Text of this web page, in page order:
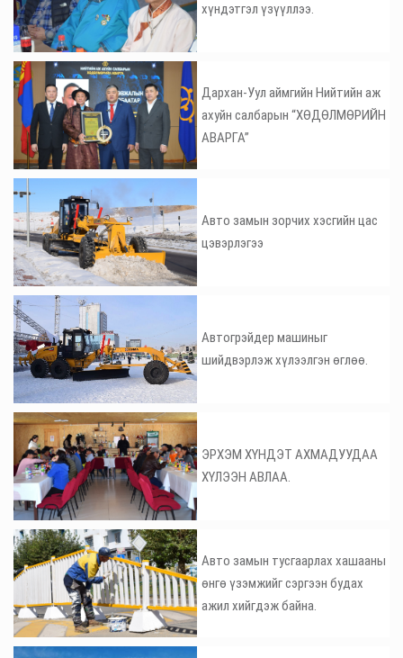
хүндэтгэл үзүүллээ.
Дархан-Уул аймгийн Нийтийн аж
ахуйн салбарын “ХӨДӨЛМӨРИЙН
АВАРГА”
Авто замын зорчих хэсгийн цас
цэвэрлэгээ
Автогрэйдер машиныг
шийдвэрлэж хүлээлгэн өглөө.
ЭРХЭМ ХҮНДЭТ АХМАДУУДАА
ХҮЛЭЭН АВЛАА.
Авто замын тусгаарлах хашааны
өнгө үзэмжийг сэргээн будах
ажил хийгдэж байна.